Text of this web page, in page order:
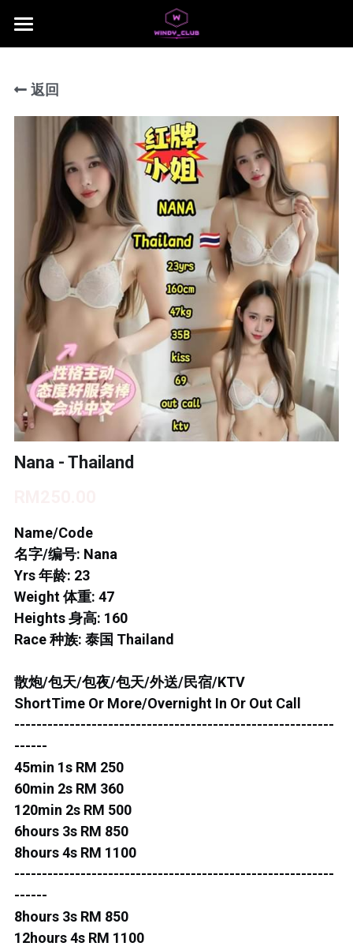
主页
jb area
所有商品分类
Local Taiwan Japan
NUSA 1
NUSA 2
NUSA 3
NUSA 4
NUSA 5
BUKIT INDAH 1
BUKIT INDAH 2
BUKIT INDAH 3
TAMAN DAYA
MOUNT AUSTIN 1
MOUNT AUSTIN 2
DESA TEBRAU 1
DESA TEBRAU 2
ROS MERAH
PERMAS 2
KEBUNTEH
JB TOWN 1
JB TOWN 3
Download App
返回
Nana - Thailand
Name/Code
名字/编号: Nana
Yrs 年龄: 23
Weight 体重: 47
Heights 身高: 160
Race 种族: 泰国 Thailand
散炮/包天/包夜/包天/外送/民宿/KTV
ShortTime Or More/Overnight In Or Out Call
----------------------------------------------------------
------
45min 1s RM 250
60min 2s RM 360
120min 2s RM 500
6hours 3s RM 850
8hours 4s RM 1100
----------------------------------------------------------
------
8hours 3s RM 850
12hours 4s RM 1100
商品分类
所有商品分类